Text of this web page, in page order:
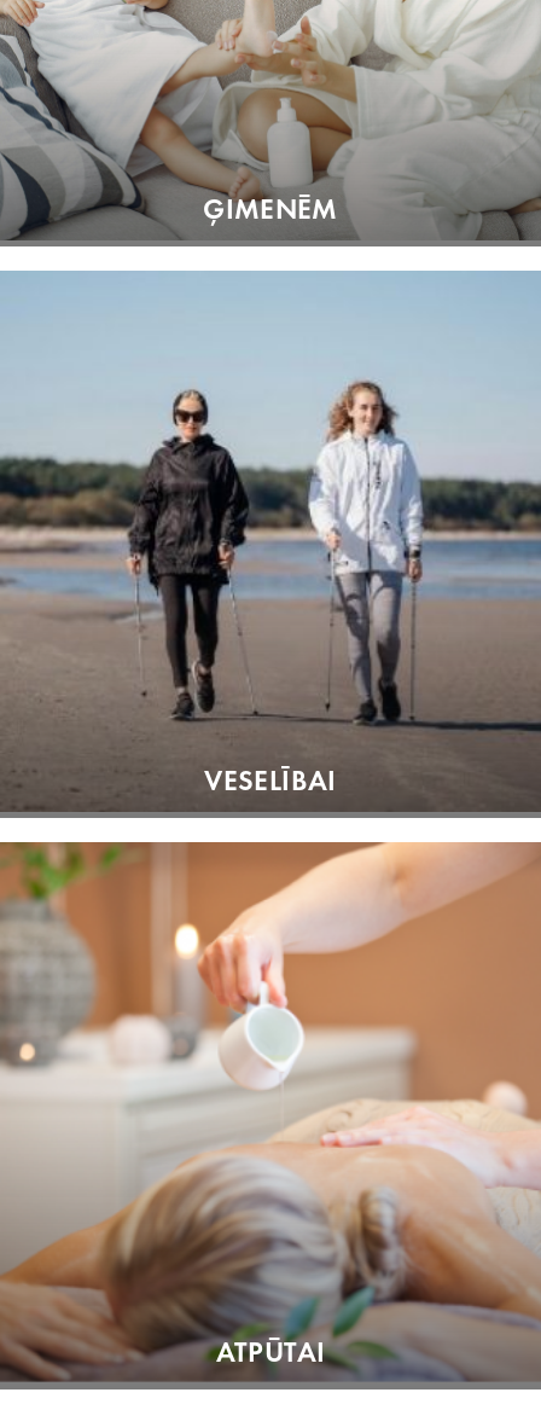
ĢIMENĒM
VESELĪBAI
ATPŪTAI